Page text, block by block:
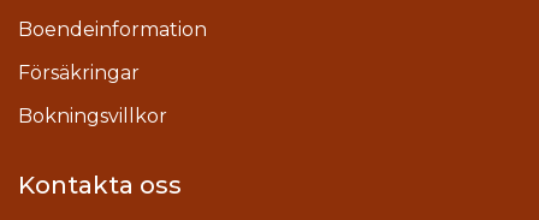
Boendeinformation
Försäkringar
Bokningsvillkor
Kontakta oss